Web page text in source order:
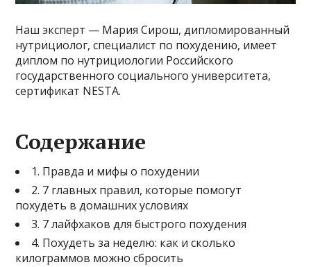
Наш эксперт — Мария Сирош, дипломированный
нутрициолог, специалист по похудению, имеет
диплом по нутрициологии Российского
государственного социального университета,
сертификат NESTA.
Содержание
1. Правда и мифы о похудении
2. 7 главных правил, которые помогут
похудеть в домашних условиях
3. 7 лайфхаков для быстрого похудения
4. Похудеть за неделю: как и сколько
килограммов можно сбросить